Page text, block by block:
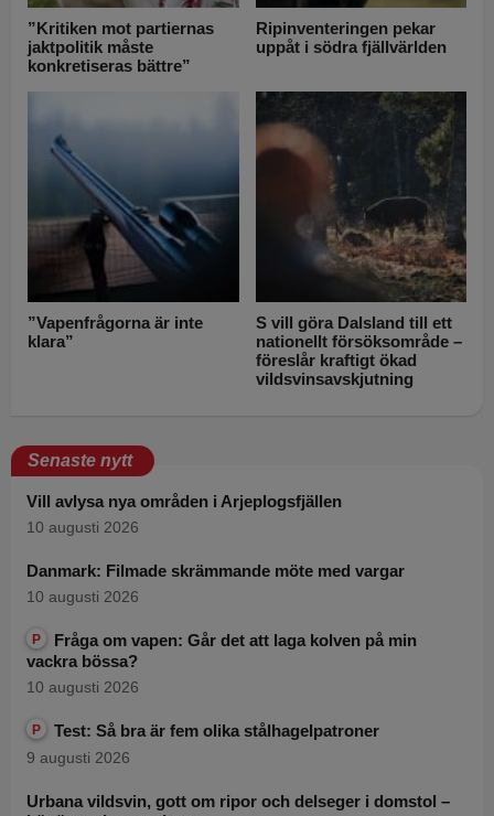
”Kritiken mot partiernas
jaktpolitik måste
konkretiseras bättre”
Ripinventeringen pekar
uppåt i södra fjällvärlden
”Vapenfrågorna är inte
klara”
S vill göra Dalsland till ett
nationellt försöksområde –
föreslår kraftigt ökad
vildsvinsavskjutning
Senaste nytt
Vill avlysa nya områden i Arjeplogsfjällen
10 augusti 2026
Danmark: Filmade skrämmande möte med vargar
10 augusti 2026
P
Fråga om vapen: Går det att laga kolven på min
vackra bössa?
10 augusti 2026
P Test: Så bra är fem olika stålhagelpatroner
9 augusti 2026
Urbana vildsvin, gott om ripor och delseger i domstol –